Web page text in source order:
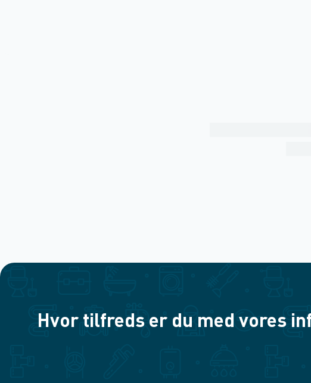
Hvor tilfreds er du med vores